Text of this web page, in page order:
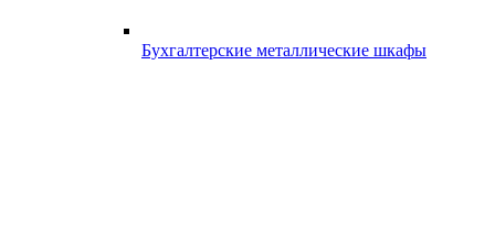
Бухгалтерские металлические шкафы